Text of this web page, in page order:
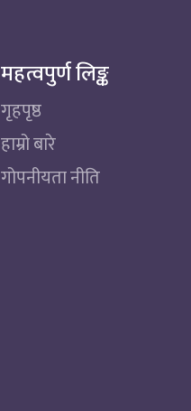
महत्वपुर्ण लिङ्क
गृहपृष्ठ
हाम्रो बारे
गोपनीयता नीति